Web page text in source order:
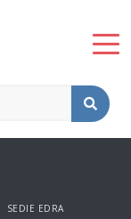
SEDIE EDRA